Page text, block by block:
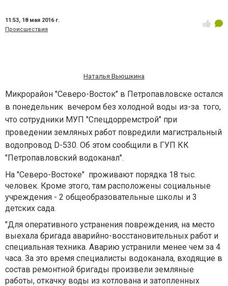
11:53, 18 мая 2016 г.
Происшествия
Наталья Вьюшкина
Микрорайон "Северо-Восток" в Петропавловске остался
в понедельник вечером без холодной воды из-за того,
что сотрудники МУП "Спецдорремстрой" при
проведении земляных работ повредили магистральный
водопровод D-530. Об этом сообщили в ГУП КК
"Петропавловский водоканал".
На "Северо-Востоке" проживают порядка 18 тыс.
человек. Кроме этого, там расположены социальные
учреждения - 2 общеобразовательные школы и 3
детских сада.
"Для оперативного устранения повреждения, на место
выехала бригада аварийно-восстановительных работ и
специальная техника. Аварию устранили менее чем за 4
часа. За это время специалисты водоканала, входящие в
состав ремонтной бригады произвели земляные
работы, откачку воды из котлована и затопленных